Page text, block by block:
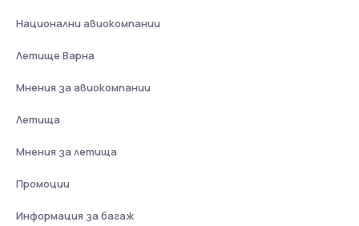
Национални авиокомпании
Летище Варна
Мнения за авиокомпании
Летища
Мнения за летища
Промоции
Информация за багаж